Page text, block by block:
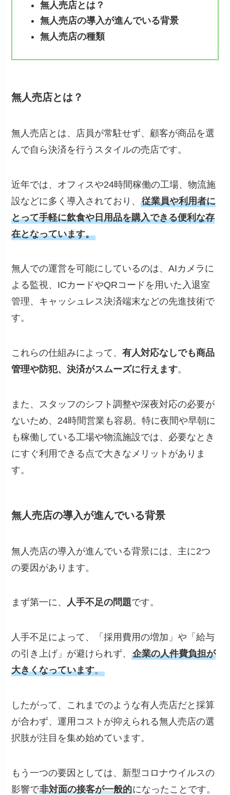
無人売店とは？
無人売店の導入が進んでいる背景
無人売店の種類
無人売店とは？
無人売店とは、店員が常駐せず、顧客が商品を選
んで自ら決済を行うスタイルの売店です。
近年では、オフィスや24時間稼働の工場、物流施
設などに多く導入されており、従業員や利用者に
とって手軽に飲食や日用品を購入できる便利な存
在となっています。
無人での運営を可能にしているのは、AIカメラに
よる監視、ICカードやQRコードを用いた入退室
管理、キャッシュレス決済端末などの先進技術で
す。
これらの仕組みによって、有人対応なしでも商品
管理や防犯、決済がスムーズに行えます。
また、スタッフのシフト調整や深夜対応の必要が
ないため、24時間営業も容易。特に夜間や早朝に
も稼働している工場や物流施設では、必要なとき
にすぐ利用できる点で大きなメリットがありま
す。
無人売店の導入が進んでいる背景
無人売店の導入が進んでいる背景には、主に2つ
の要因があります。
まず第一に、 人手不足の問題です。
人手不足によって、「採用費用の増加」や「給与
の引き上げ」が避けられず、企業の人件費負担が
大きくなっています。
したがって、これまでのような有人売店だと採算
が合わず、運用コストが抑えられる無人売店の選
択肢が注目を集め始めています。
もう一つの要因としては、新型コロナウイルスの
影響で非対面の接客が一般的になったことです。